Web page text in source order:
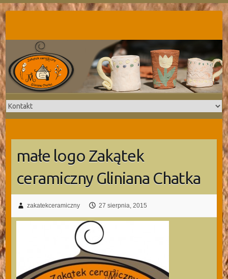
Skip
to
content
małe logo Zakątek
ceramiczny Gliniana Chatka
zakatekceramiczny 27 sierpnia, 2015